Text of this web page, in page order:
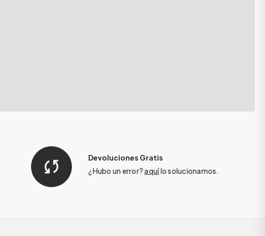
Devoluciones Gratis
¿Hubo un error?aquílo solucionamos.